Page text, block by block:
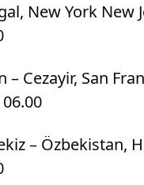
New York New
– Cezayir, San
06.00
– Özbekistan,